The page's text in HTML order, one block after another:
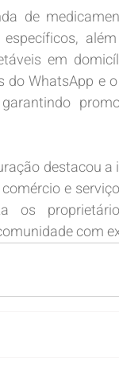
de
em
do WhatsApp e
destacou
e
os
com